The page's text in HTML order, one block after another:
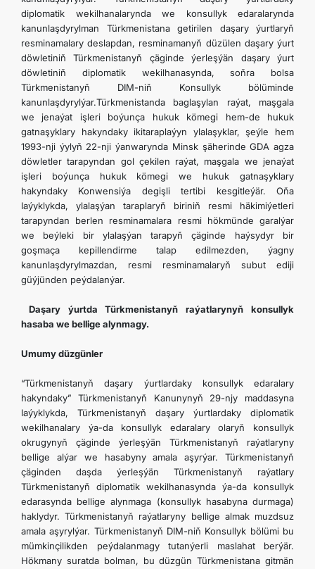
diplomatik wekilhanalarynda we konsullyk edaralarynda
kanunlaşdyrylman Türkmenistana getirilen daşary ýurtlaryň
resminamalary deslapdan, resminamanyň düzülen daşary ýurt
döwletiniň Türkmenistanyň çäginde ýerleşýän daşary ýurt
döwletiniň diplomatik wekilhanasynda, soňra bolsa
Türkmenistanyň DIM-niň Konsullyk bölüminde
kanunlaşdyrylýar.Türkmenistanda baglaşylan raýat, maşgala
we jenaýat işleri boýunça hukuk kömegi hem-de hukuk
gatnaşyklary hakyndaky ikitaraplaýyn ylalaşyklar, şeýle hem
1993-nji ýylyň 22-nji ýanwarynda Minsk şäherinde GDA agza
döwletler tarapyndan gol çekilen raýat, maşgala we jenaýat
işleri boýunça hukuk kömegi we hukuk gatnaşyklary
hakyndaky Konwensiýa degişli tertibi kesgitleýär. Oňa
laýyklykda, ylalaşýan taraplaryň biriniň resmi häkimiýetleri
tarapyndan berlen resminamalara resmi hökmünde garalýar
we beýleki bir ylalaşýan tarapyň çäginde haýsydyr bir
goşmaça kepillendirme talap edilmezden, ýagny
kanunlaşdyrylmazdan, resmi resminamalaryň subut ediji
güýjünden peýdalanýar.
Daşary ýurtda Türkmenistanyň raýatlarynyň konsullyk
hasaba we bellige alynmagy.
Umumy düzgünler
“Türkmenistanyň daşary ýurtlardaky konsullyk edaralary
hakyndaky” Türkmenistanyň Kanunynyň 29-njy maddasyna
laýyklykda, Türkmenistanyň daşary ýurtlardaky diplomatik
wekilhanalary ýa-da konsullyk edaralary olaryň konsullyk
okrugynyň çäginde ýerleşýän Türkmenistanyň raýatlaryny
bellige alýar we hasabyny amala aşyrýar. Türkmenistanyň
çäginden daşda ýerleşýän Türkmenistanyň raýatlary
Türkmenistanyň diplomatik wekilhanasynda ýa-da konsullyk
edarasynda bellige alynmaga (konsullyk hasabyna durmaga)
haklydyr. Türkmenistanyň raýatlaryny bellige almak muzdsuz
amala aşyrylýar. Türkmenistanyň DIM-niň Konsullyk bölümi bu
mümkinçilikden peýdalanmagy tutanýerli maslahat berýär.
Hökmany suratda bolman, bu düzgün Türkmenistana gitmän